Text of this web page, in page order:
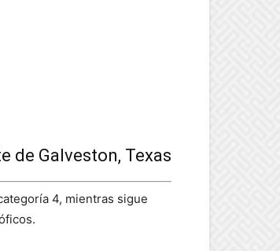
de Galveston, Texas
4, mientras sigue